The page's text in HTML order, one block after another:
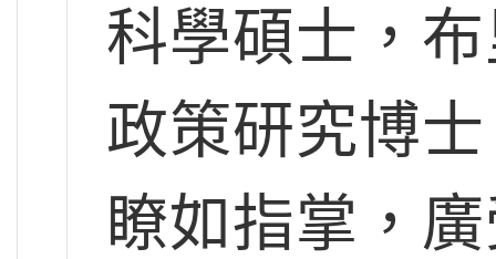
科學碩士，
政策研究博
瞭如指掌，